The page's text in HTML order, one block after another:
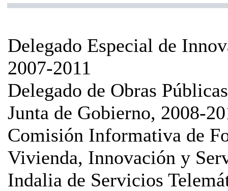
Delegado Especial de
2007-2011
Delegado de Obras
Junta de Gobierno, 2008-
Comisión Informativa de
Vivienda, Innovación y
Indalia de Servicios